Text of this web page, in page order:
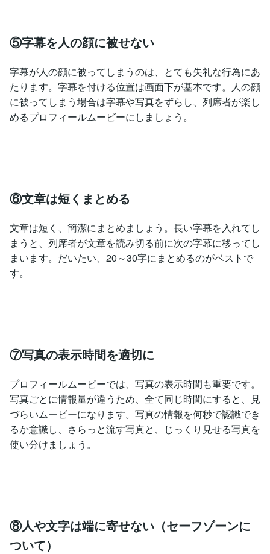
⑤字幕を人の顔に被せない
字幕が人の顔に被ってしまうのは、とても失礼な行為にあ
たります。字幕を付ける位置は画面下が基本です。人の顔
に被ってしまう場合は字幕や写真をずらし、列席者が楽し
めるプロフィールムービーにしましょう。
⑥文章は短くまとめる
文章は短く、簡潔にまとめましょう。長い字幕を入れてし
まうと、列席者が文章を読み切る前に次の字幕に移ってし
まいます。だいたい、20～30字にまとめるのがベストで
す。
⑦写真の表示時間を適切に
プロフィールムービーでは、写真の表示時間も重要です。
写真ごとに情報量が違うため、全て同じ時間にすると、見
づらいムービーになります。写真の情報を何秒で認識でき
るか意識し、さらっと流す写真と、じっくり見せる写真を
使い分けましょう。
⑧人や文字は端に寄せない（セーフゾーンに
ついて）